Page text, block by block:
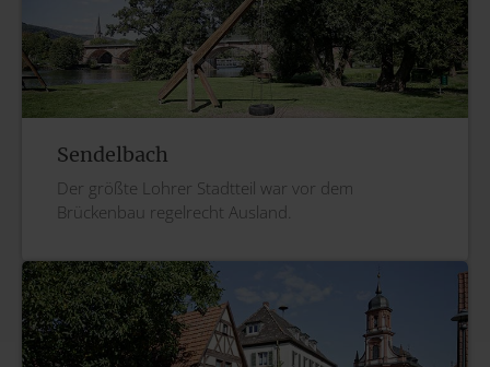
Sendelbach
Der größte Lohrer Stadtteil war vor dem
Brückenbau regelrecht Ausland.